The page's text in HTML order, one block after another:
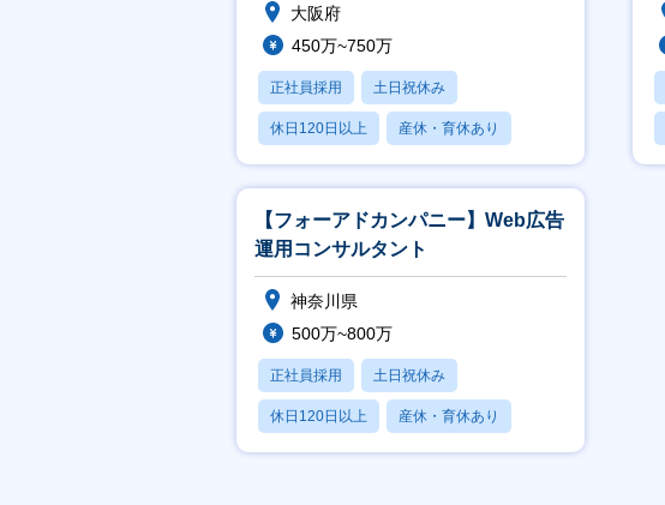
大阪府
450万~750万
正社員採用 土日祝休み
休日120日以上 産休・育休あり
月残業20時間以内
【フォーアドカンパニー】Web広告
運用コンサルタント
神奈川県
500万~800万
正社員採用 土日祝休み
休日120日以上 産休・育休あり
賞与あり